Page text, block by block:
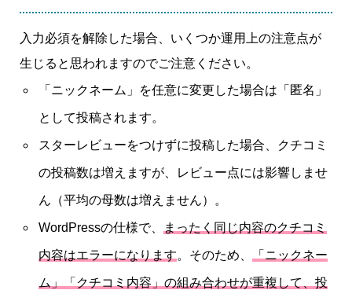
入力必須を解除した場合、いくつか運用上の注意点が
生じると思われますのでご注意ください。
「ニックネーム」を任意に変更した場合は「匿名」
として投稿されます。
スターレビューをつけずに投稿した場合、クチコミ
の投稿数は増えますが、レビュー点には影響しませ
ん（平均の母数は増えません）。
WordPressの仕様で、 まったく同じ内容のクチコミ
内容はエラーになります。そのため、 「ニックネー
ム」「クチコミ内容」の組み合わせが重複して、投